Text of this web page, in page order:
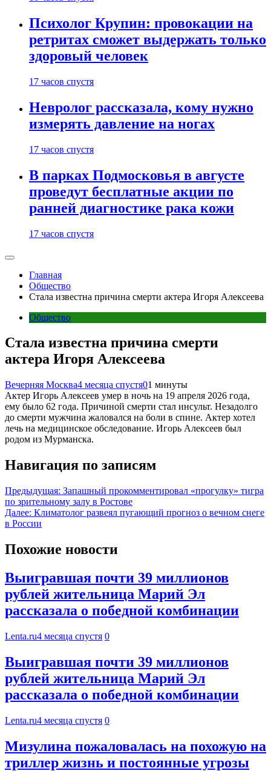
Психолог Крупин: провокации на
ретритах сможет выдержать только
здоровый человек
17 часов спустя
Невролог рассказала, кому нужно
измерять давление на ногах
17 часов спустя
В парках Подмосковья в августе
проведут бесплатные акции по
ранней диагностике рака кожи
17 часов спустя
Главная
Общество
Стала известна причина смерти актера Игоря Алексеева
Общество
Стала известна причина смерти
актера Игоря Алексеева
Вечерняя Москва4 месяца спустя01 минуты
Актер Игорь Алексеев умер в ночь на 19 апреля 2026 года,
ему было 62 года. Причиной смерти стал инсульт. Незадолго
до смерти мужчина жаловался на боли в спине. Актер хотел
лечь на медицинское обследование. Игорь Алексеев был
родом из Мурманска.
Навигация по записям
Предыдущая: Запашный прокомментировал «прогулку» тигра
по зрительному залу в Ростове
Далее: Климатолог развеял пугающий прогноз о вечном снеге
в России
Похожие новости
Выигравшая почти 39 миллионов
рублей жительница Марий Эл
рассказала о победной комбинации
Lenta.ru4 месяца спустя 0
Выигравшая почти 39 миллионов
рублей жительница Марий Эл
рассказала о победной комбинации
Lenta.ru4 месяца спустя 0
Мизулина пожаловалась на похожую на
триллер жизнь и постоянные угрозы